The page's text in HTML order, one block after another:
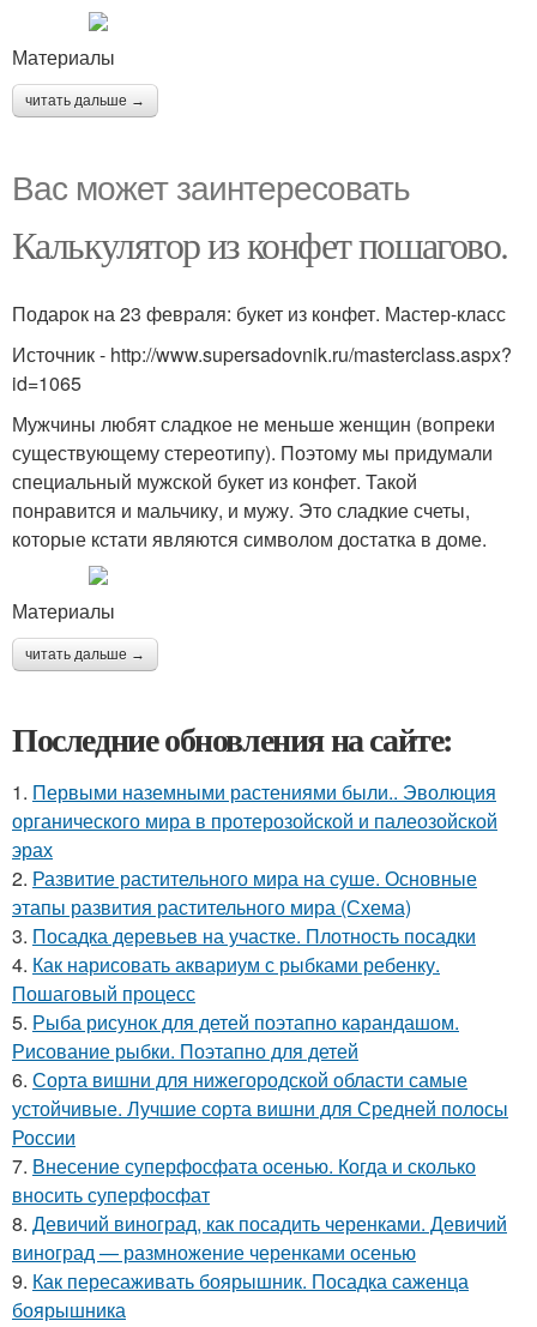
Материалы
читать дальше →
Вас может заинтересовать
Калькулятор из конфет пошагово.
Подарок на 23 февраля: букет из конфет. Мастер-класс
Источник - http://www.supersadovnik.ru/masterclass.aspx?
id=1065
Мужчины любят сладкое не меньше женщин (вопреки
существующему стереотипу). Поэтому мы придумали
специальный мужской букет из конфет. Такой
понравится и мальчику, и мужу. Это сладкие счеты,
которые кстати являются символом достатка в доме.
Материалы
читать дальше →
Последние обновления на сайте:
1. Первыми наземными растениями были.. Эволюция
органического мира в протерозойской и палеозойской
эрах
2. Развитие растительного мира на суше. Основные
этапы развития растительного мира (Схема)
3. Посадка деревьев на участке. Плотность посадки
4. Как нарисовать аквариум с рыбками ребенку.
Пошаговый процесс
5. Рыба рисунок для детей поэтапно карандашом.
Рисование рыбки. Поэтапно для детей
6. Сорта вишни для нижегородской области самые
устойчивые. Лучшие сорта вишни для Средней полосы
России
7. Внесение суперфосфата осенью. Когда и сколько
вносить суперфосфат
8. Девичий виноград, как посадить черенками. Девичий
виноград — размножение черенками осенью
9. Как пересаживать боярышник. Посадка саженца
боярышника